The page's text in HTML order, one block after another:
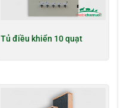
Tủ điều khiển 10 quạt